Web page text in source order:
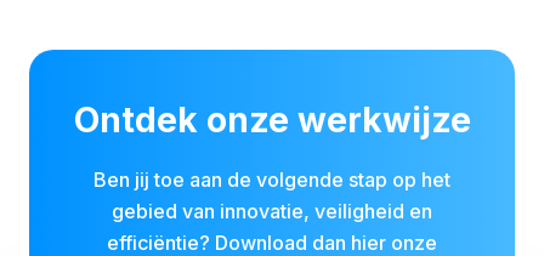
Ontdek onze werkwijze
Ben jij toe aan de volgende stap op het
gebied van innovatie, veiligheid en
efficiëntie? Download dan hier onze